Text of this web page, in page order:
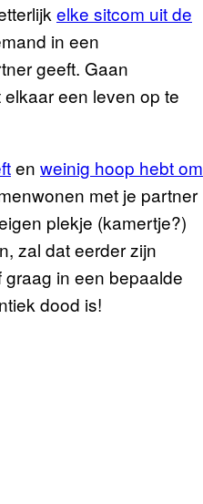
elke sitcom uit de
in een
geeft. Gaan
een leven op te
en weinig hoop hebt om
met je partner
plekje (kamertje?)
zal dat eerder zijn
in een bepaalde
dood is!